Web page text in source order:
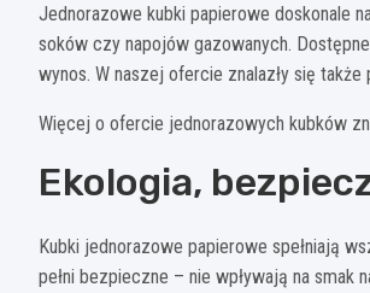
Jednorazowe kubki papierowe doskonale
soków czy napojów gazowanych.
wynos. W naszej ofercie znalazły się
Więcej o ofercie jednorazowych kubków
Ekologia,
Kubki jednorazowe papierowe spełniają
pełni bezpieczne – nie wpływają na smak